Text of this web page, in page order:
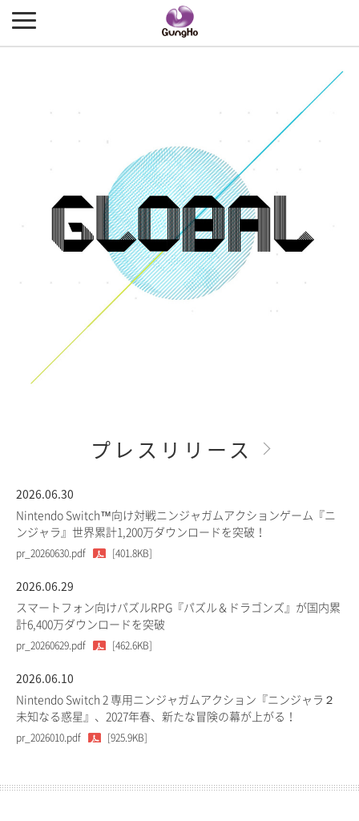
プレスリリース
2026.06.30
Nintendo Switch™向け対戦ニンジャガムアクションゲーム『ニ
ンジャラ』世界累計1,200万ダウンロードを突破！
pr_20260630.pdf [401.8KB]
2026.06.29
スマートフォン向けパズルRPG『パズル＆ドラゴンズ』が国内累
計6,400万ダウンロードを突破
pr_20260629.pdf [462.6KB]
2026.06.10
Nintendo Switch 2 専用ニンジャガムアクション『ニンジャラ２
未知なる惑星』、2027年春、新たな冒険の幕が上がる！
pr_2026010.pdf [925.9KB]